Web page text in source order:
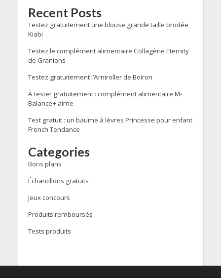
Recent Posts
Testez gratuitement une blouse grande taille brodée
Kiabi
Testez le complément alimentaire Collagène Eternity
de Granions
Testez gratuitement l’Arniroller de Boiron
À tester gratuitement : complément alimentaire M-
Balance+ aime
Test gratuit : un baume à lèvres Princesse pour enfant
French Tendance
Categories
Bons plans
Échantillons gratuits
Jeux concours
Produits remboursés
Tests produits